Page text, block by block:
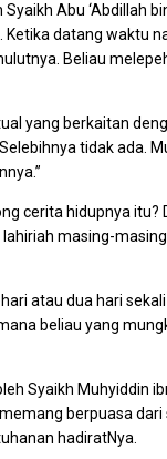
Abu ‘Abdillah
datang waktu
Beliau
yang berkaitan
tidak ada.
cerita hidupnya
masing-
atau dua hari
beliau yang
Syaikh Muhyiddin
berpuasa
hadiratNya.